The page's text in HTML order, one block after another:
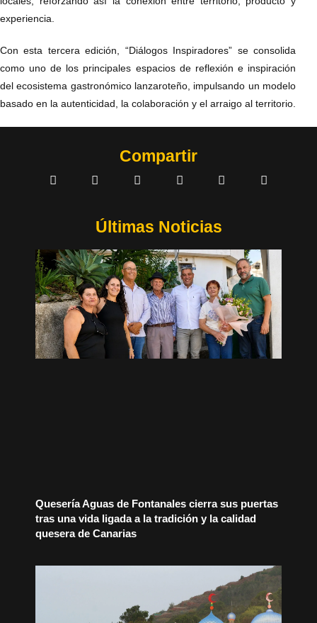
experiencia.
Con esta tercera edición, “Diálogos Inspiradores” se consolida
como uno de los principales espacios de reflexión e inspiración
del ecosistema gastronómico lanzaroteño, impulsando un modelo
basado en la autenticidad, la colaboración y el arraigo al territorio.
Compartir
Últimas Noticias
Quesería Aguas de Fontanales cierra sus puertas
tras una vida ligada a la tradición y la calidad
quesera de Canarias